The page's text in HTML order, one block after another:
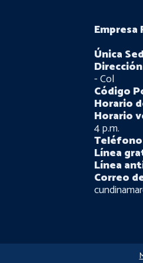
Única
- Col
Código
Horario
Horario
4 p.m.
Línea
Línea
Correo